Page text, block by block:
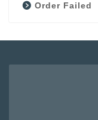
Order Failed